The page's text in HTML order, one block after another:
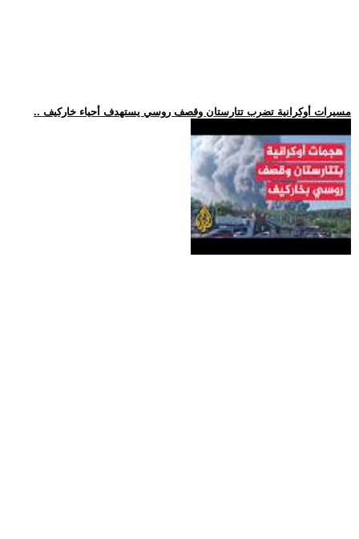
.. مسيرات أوكرانية تضرب تتارستان وقصف روسي يستهدف أحياء خاركيف